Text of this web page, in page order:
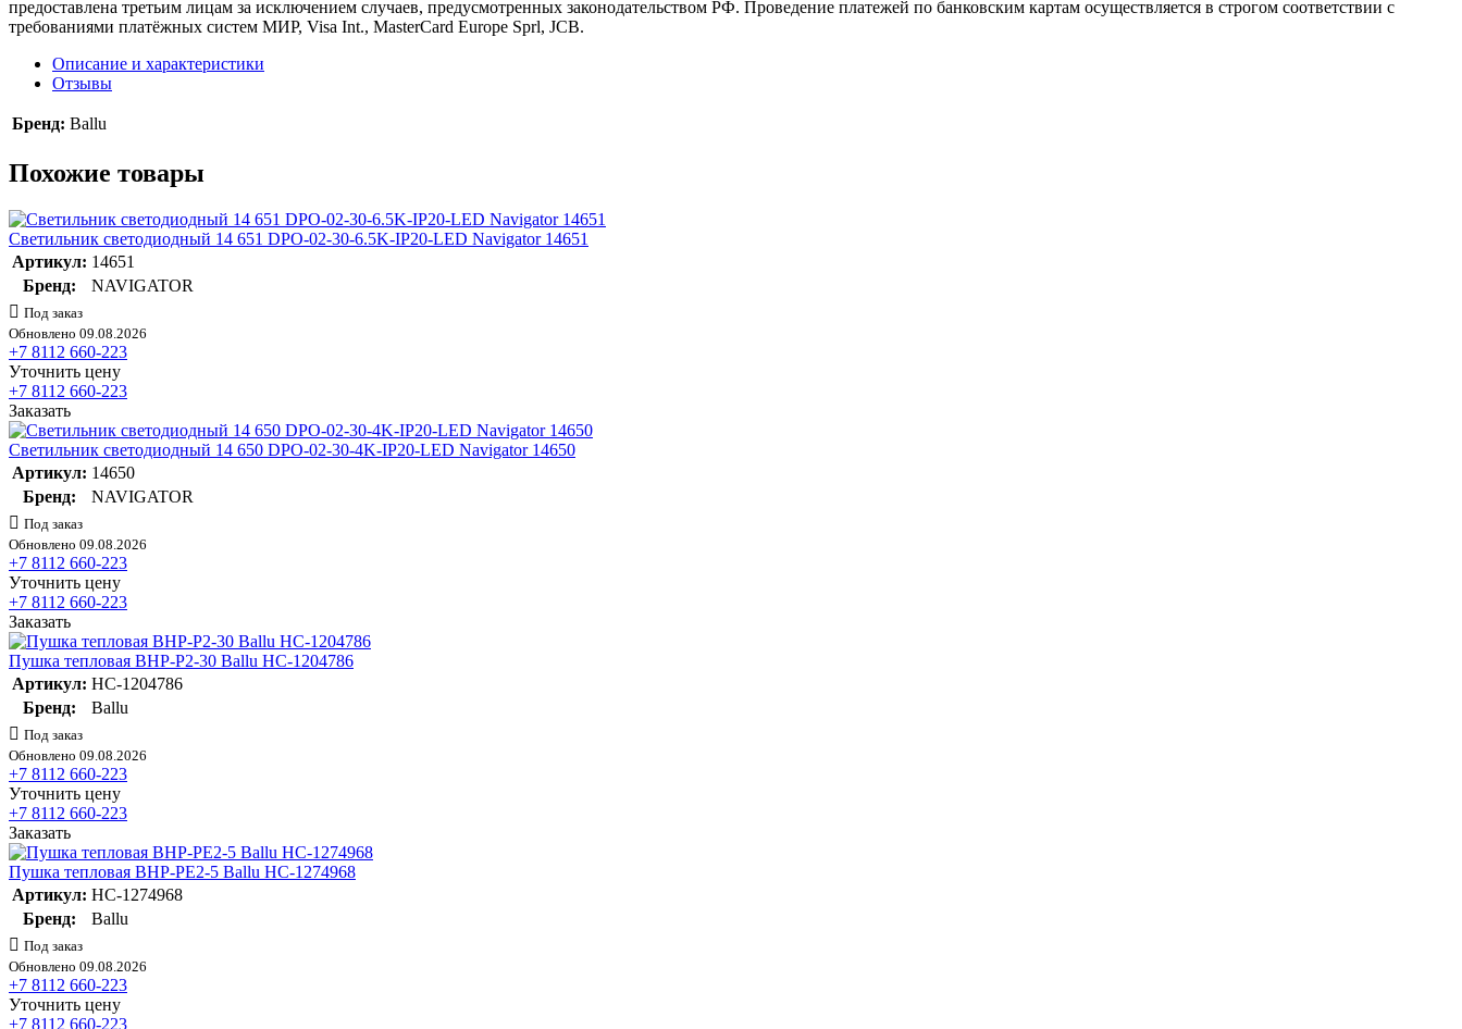
предоставлена третьим лицам за исключением случаев, предусмотренных законодательством РФ. Проведение платежей по банковским картам осуществляется в строгом соответствии с
требованиями платёжных систем МИР, Visa Int., MasterCard Europe Sprl, JCB.
Описание и характеристики
Отзывы
Бренд: Ballu
Похожие товары
Светильник светодиодный 14 651 DPO-02-30-6.5K-IP20-LED Navigator 14651
Артикул: 14651
Бренд:
NAVIGATOR
Под заказ
Обновлено 09.08.2026
+7 8112 660-223
Уточнить цену
+7 8112 660-223
Заказать
Светильник светодиодный 14 650 DPO-02-30-4K-IP20-LED Navigator 14650
Артикул: 14650
Бренд:
NAVIGATOR
Под заказ
Обновлено 09.08.2026
+7 8112 660-223
Уточнить цену
+7 8112 660-223
Заказать
Пушка тепловая BHP-P2-30 Ballu НС-1204786
Артикул: НС-1204786
Бренд:
Ballu
Под заказ
Обновлено 09.08.2026
+7 8112 660-223
Уточнить цену
+7 8112 660-223
Заказать
Пушка тепловая BHP-PE2-5 Ballu НС-1274968
Артикул: НС-1274968
Бренд:
Ballu
Под заказ
Обновлено 09.08.2026
+7 8112 660-223
Уточнить цену
+7 8112 660-223